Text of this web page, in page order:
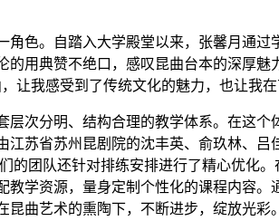
色。自踏入大学殿堂以来，张馨月通
用典赞不绝口，感叹昆曲台本的深厚
让我感受到了传统文化的魅力，也让我
次分明、结构合理的教学体系。在这
苏省苏州昆剧院的沈丰英、俞玖林、
团队还针对排练安排进行了精心优化
学资源，量身定制个性化的课程内容
曲艺术的熏陶下，不断进步，绽放光彩。